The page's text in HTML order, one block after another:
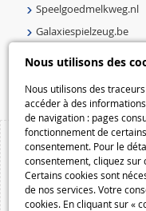
Nous utilisons des
Nous utilisons des
accéder à des
de navigation : pages
fonctionnement de
consentement. Pour le
consentement, cliquez sur
Certains cookies sont
de nos services. Votre
cookies. En cliquant sur «
Speelgoedmelkweg.nl
Galaxiespielzeug.be